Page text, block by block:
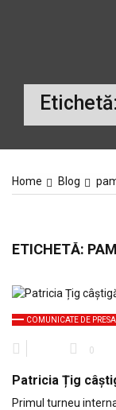
Etichetă:
Home Blog
ETICHETĂ:
COMUNICATE DE PRESA
0
Patricia Țig
Primul turneu